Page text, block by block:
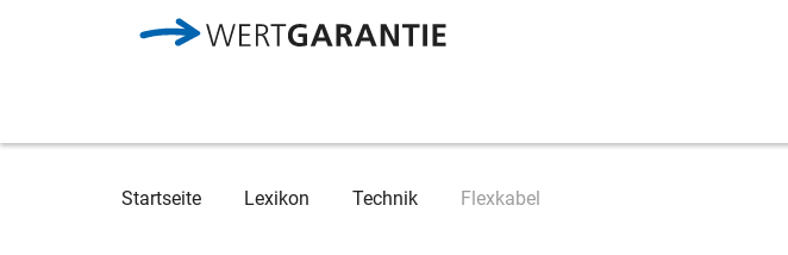
Breadcrumb
Startseite Lexikon Technik Flexkabel